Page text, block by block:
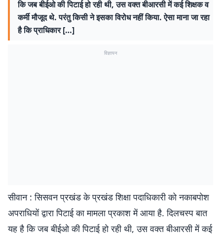
कि जब बीईओ की पिटाई हो रही थी, उस वक्त बीआरसी में कई शिक्षक व
कर्मी मौजूद थे. परंतु किसी ने इसका विरोध नहीं किया. ऐसा माना जा रहा
है कि प्राधिकार […]
विज्ञापन
सीवान : सिसवन प्रखंड के प्रखंड शिक्षा पदाधिकारी को नकाबपोश
अपराधियों द्वारा पिटाई का मामला प्रकाश में आया है. दिलचस्प बात
यह है कि जब बीईओ की पिटाई हो रही थी, उस वक्त बीआरसी में कई